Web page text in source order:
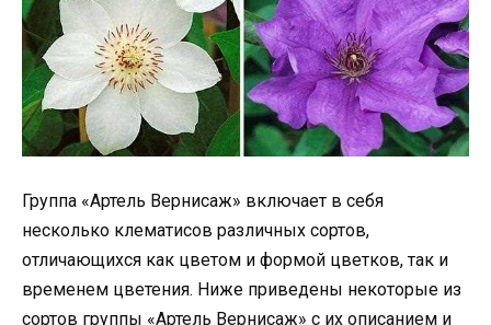
Группа «Артель Вернисаж» включает в себя
несколько клематисов различных сортов,
отличающихся как цветом и формой цветков, так и
временем цветения. Ниже приведены некоторые из
сортов группы «Артель Вернисаж» с их описанием и